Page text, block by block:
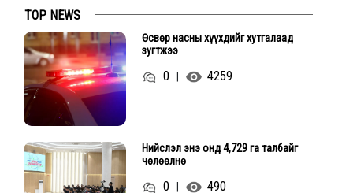
TOP NEWS
Өсвөр насны хүүхдийг хутгалаад
зугтжээ
0 4259
Нийслэл энэ онд 4,729 га талбайг
чөлөөлнө
0 490